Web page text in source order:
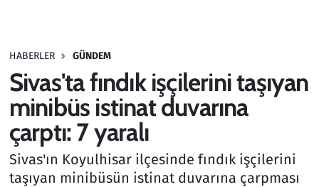
HABERLER GÜNDEM
Sivas'ta fındık işçilerini taşıyan
minibüs istinat duvarına
çarptı: 7 yaralı
Sivas'ın Koyulhisar ilçesinde fındık işçilerini
taşıyan minibüsün istinat duvarına çarpması
Haber
Kültür Sanat
Kurumsal Haberler
Lezzet Durağı